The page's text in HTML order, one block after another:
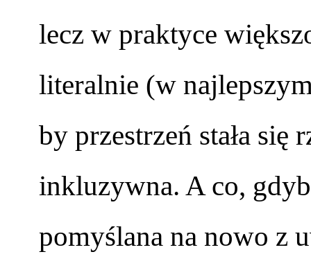
lecz w praktyce
literalnie (w
by przestrzeń stała się
inkluzywna. A co,
pomyślana na nowo z